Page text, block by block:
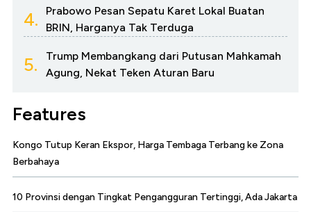
4.
Prabowo Pesan Sepatu Karet Lokal Buatan
BRIN, Harganya Tak Terduga
5.
Trump Membangkang dari Putusan Mahkamah
Agung, Nekat Teken Aturan Baru
Features
Kongo Tutup Keran Ekspor, Harga Tembaga Terbang ke Zona
Berbahaya
10 Provinsi dengan Tingkat Pengangguran Tertinggi, Ada Jakarta